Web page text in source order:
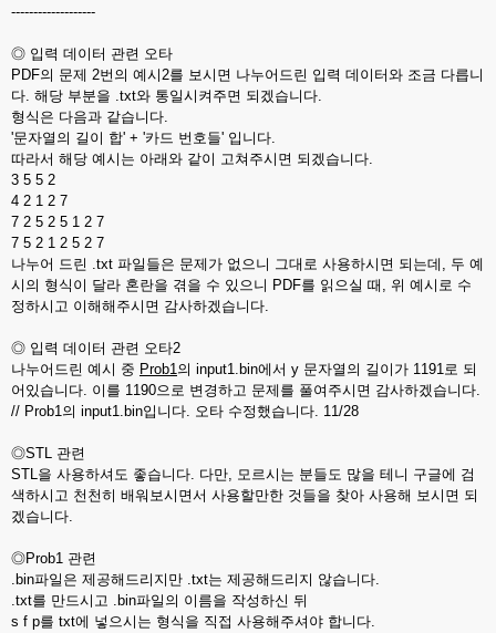
-------------------
◎ 입력 데이터 관련 오타
PDF의 문제 2번의 예시2를 보시면 나누어드린 입력 데이터와 조금 다릅니
다. 해당 부분을 .txt와 통일시켜주면 되겠습니다.
형식은 다음과 같습니다.
'문자열의 길이 합' + '카드 번호들' 입니다.
따라서 해당 예시는 아래와 같이 고쳐주시면 되겠습니다.
3 5 5 2
4 2 1 2 7
7 2 5 2 5 1 2 7
7 5 2 1 2 5 2 7
나누어 드린 .txt 파일들은 문제가 없으니 그대로 사용하시면 되는데, 두 예
시의 형식이 달라 혼란을 겪을 수 있으니 PDF를 읽으실 때, 위 예시로 수
정하시고 이해해주시면 감사하겠습니다.
◎ 입력 데이터 관련 오타2
나누어드린 예시 중 Prob1의 input1.bin에서 y 문자열의 길이가 1191로 되
어있습니다. 이를 1190으로 변경하고 문제를 풀여주시면 감사하겠습니다.
// Prob1의 input1.bin입니다. 오타 수정했습니다. 11/28
◎STL 관련
STL을 사용하셔도 좋습니다. 다만, 모르시는 분들도 많을 테니 구글에 검
색하시고 천천히 배워보시면서 사용할만한 것들을 찾아 사용해 보시면 되
겠습니다.
◎Prob1 관련
.bin파일은 제공해드리지만 .txt는 제공해드리지 않습니다.
.txt를 만드시고 .bin파일의 이름을 작성하신 뒤
s f p를 txt에 넣으시는 형식을 직접 사용해주셔야 합니다.